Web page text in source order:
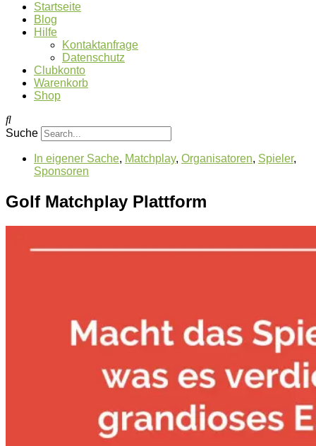
Startseite
Blog
Hilfe
Kontaktanfrage
Datenschutz
Clubkonto
Warenkorb
Shop
Suche
In eigener Sache, Matchplay, Organisatoren, Spieler,
Sponsoren
Golf Matchplay Plattform